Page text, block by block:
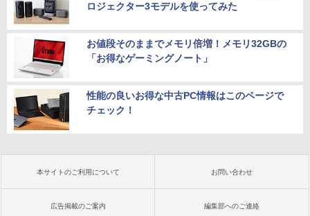
ロジェクター3モデルを使ってみた
お値段そのままでメモリ倍増！メモリ32GBの
「お得なゲーミングノート」
性能の良いお得な中古PC情報はこのページで
チェック！
本サイトのご利用について お問い合わせ
広告掲載のご案内 編集部へのご連絡